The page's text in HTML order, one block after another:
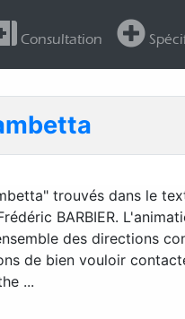
Consultation
trouvés dans le
BARBIER.
des directions
de bien vouloir
...